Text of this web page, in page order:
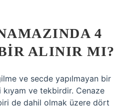
4
ALINIR MI?
ve secde yapılmayan bir
kıyam ve tekbirdir. Cenaze
de dahil olmak üzere dört